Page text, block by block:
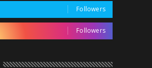
Followers
Followers